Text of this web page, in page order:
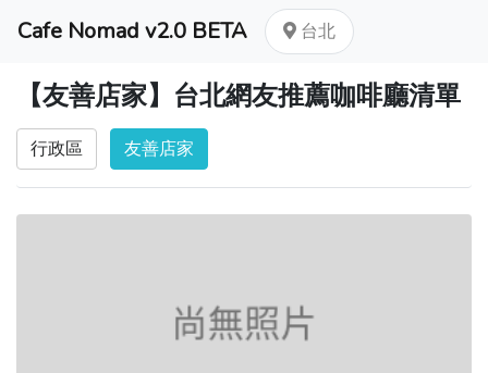
Cafe Nomad v2.0 BETA 台北
【友善店家】台北網友推薦咖啡廳清單
行政區 友善店家